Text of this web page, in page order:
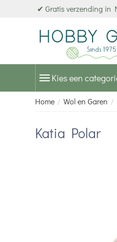
✔ Gratis verzending in
Kies een
Home / Wol en Garen /
Katia Polar